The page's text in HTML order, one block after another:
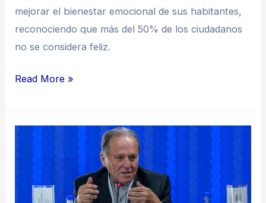
mejorar el bienestar emocional de sus habitantes,
reconociendo que más del 50% de los ciudadanos
no se considera feliz.
Read More »
Salud
mental
Colombia: